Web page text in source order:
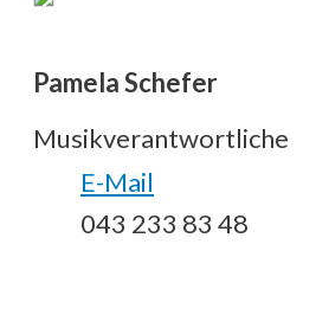
Pamela Schefer
Musikverantwortliche
E-Mail
043 233 83 48